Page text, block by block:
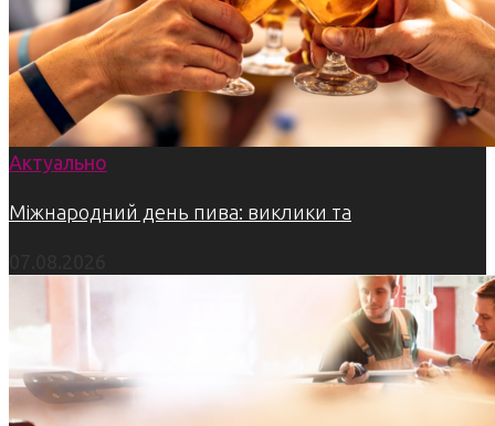
Актуально
Міжнародний день пива: виклики та